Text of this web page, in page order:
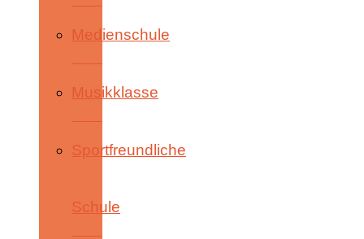
Medienschule
Musikklasse
Sportfreundliche
Schule